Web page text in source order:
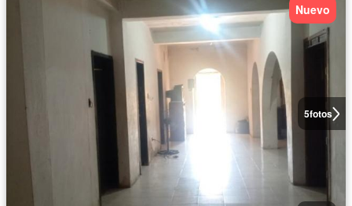
5fotos
Nuevo